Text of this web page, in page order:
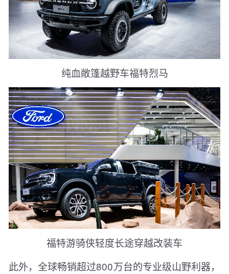
纯血敞篷越野车福特烈马
福特游骑侠轻度长途穿越改装车
此外，全球畅销超过800万台的专业级山野利器，